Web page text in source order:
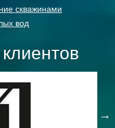
скважинами
вод